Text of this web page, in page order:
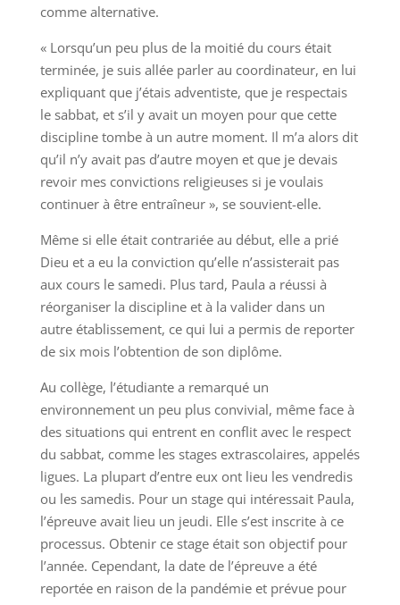
comme alternative.
« Lorsqu’un peu plus de la moitié du cours était
terminée, je suis allée parler au coordinateur, en lui
expliquant que j’étais adventiste, que je respectais
le sabbat, et s’il y avait un moyen pour que cette
discipline tombe à un autre moment. Il m’a alors dit
qu’il n’y avait pas d’autre moyen et que je devais
revoir mes convictions religieuses si je voulais
continuer à être entraîneur », se souvient-elle.
Même si elle était contrariée au début, elle a prié
Dieu et a eu la conviction qu’elle n’assisterait pas
aux cours le samedi. Plus tard, Paula a réussi à
réorganiser la discipline et à la valider dans un
autre établissement, ce qui lui a permis de reporter
de six mois l’obtention de son diplôme.
Au collège, l’étudiante a remarqué un
environnement un peu plus convivial, même face à
des situations qui entrent en conflit avec le respect
du sabbat, comme les stages extrascolaires, appelés
ligues. La plupart d’entre eux ont lieu les vendredis
ou les samedis. Pour un stage qui intéressait Paula,
l’épreuve avait lieu un jeudi. Elle s’est inscrite à ce
processus. Obtenir ce stage était son objectif pour
l’année. Cependant, la date de l’épreuve a été
reportée en raison de la pandémie et prévue pour